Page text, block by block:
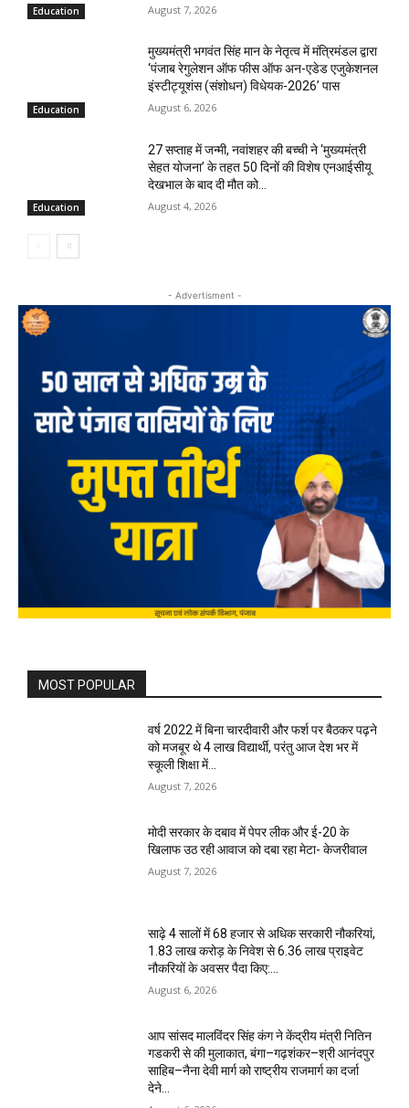
Education August 7, 2026
Education
मुख्यमंत्री भगवंत सिंह मान के नेतृत्व में मंत्रिमंडल द्वारा
‘पंजाब रेगुलेशन ऑफ फीस ऑफ अन-एडेड एजुकेशनल
इंस्टीट्यूशंस (संशोधन) विधेयक-2026’ पास
August 6, 2026
Education
27 सप्ताह में जन्मी, नवांशहर की बच्ची ने ‘मुख्यमंत्री
सेहत योजना’ के तहत 50 दिनों की विशेष एनआईसीयू
देखभाल के बाद दी मौत को...
August 4, 2026
- Advertisment -
MOST POPULAR
वर्ष 2022 में बिना चारदीवारी और फर्श पर बैठकर पढ़ने
को मजबूर थे 4 लाख विद्यार्थी, परंतु आज देश भर में
स्कूली शिक्षा में...
August 7, 2026
मोदी सरकार के दबाव में पेपर लीक और ई-20 के
खिलाफ उठ रही आवाज को दबा रहा मेटा- केजरीवाल
August 7, 2026
साढ़े 4 सालों में 68 हजार से अधिक सरकारी नौकरियां,
1.83 लाख करोड़ के निवेश से 6.36 लाख प्राइवेट
नौकरियों के अवसर पैदा किए:...
August 6, 2026
आप सांसद मालविंदर सिंह कंग ने केंद्रीय मंत्री नितिन
गडकरी से की मुलाकात, बंगा–गढ़शंकर–श्री आनंदपुर
साहिब–नैना देवी मार्ग को राष्ट्रीय राजमार्ग का दर्जा
देने...